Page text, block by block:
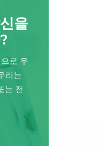
을
로 우
리는
는 전